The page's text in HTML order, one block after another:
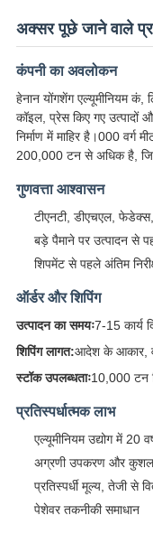
अक्सर पूछे जाने वाले
कंपनी का अवलोकन
हेनान योंगशेंग एल्यूमीनियम कं,
कॉइल, प्रेस किए गए उत्पादों
निर्माण में माहिर है।000 वर्ग
200,000 टन से अधिक है,
गुणवत्ता आश्वासन
टीएनटी, डीएचएल,
बड़े पैमाने पर उत्पादन से
शिपमेंट से पहले अंतिम
ऑर्डर और शिपिंग
उत्पादन का समयः7-15 कार्य
शिपिंग लागत:आदेश के आकार,
स्टॉक उपलब्धताः10,000 टन
प्रतिस्पर्धात्मक लाभ
एल्यूमीनियम उद्योग में 20
अग्रणी उपकरण और कुशल
प्रतिस्पर्धी मूल्य, तेजी से
पेशेवर तकनीकी समाधान